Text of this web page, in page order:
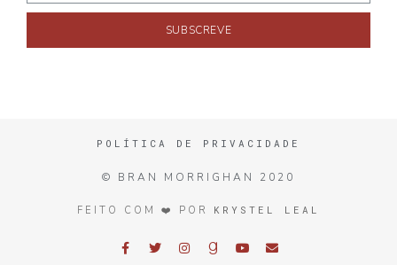
SUBSCREVE
POLÍTICA DE PRIVACIDADE
© BRAN MORRIGHAN 2020
FEITO COM ❤️ POR KRYSTEL LEAL